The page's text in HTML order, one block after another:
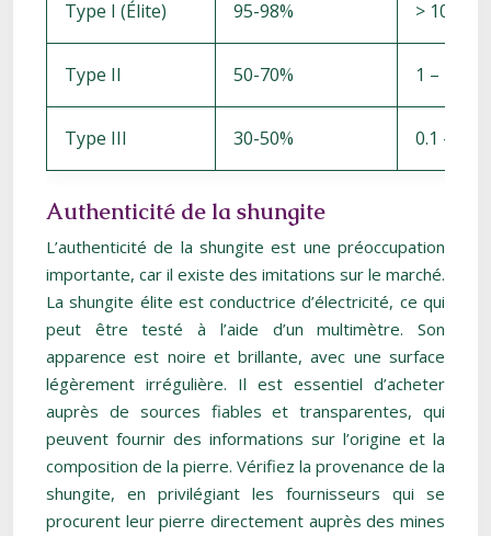
Type I (Élite) 95-98% > 10
Type II 50-70% 1 – 10
Type III 30-50% 0.1 – 1
Authenticité de la shungite
L’authenticité de la shungite est une préoccupation
importante, car il existe des imitations sur le marché.
La shungite élite est conductrice d’électricité, ce qui
peut être testé à l’aide d’un multimètre. Son
apparence est noire et brillante, avec une surface
légèrement irrégulière. Il est essentiel d’acheter
auprès de sources fiables et transparentes, qui
peuvent fournir des informations sur l’origine et la
composition de la pierre. Vérifiez la provenance de la
shungite, en privilégiant les fournisseurs qui se
procurent leur pierre directement auprès des mines